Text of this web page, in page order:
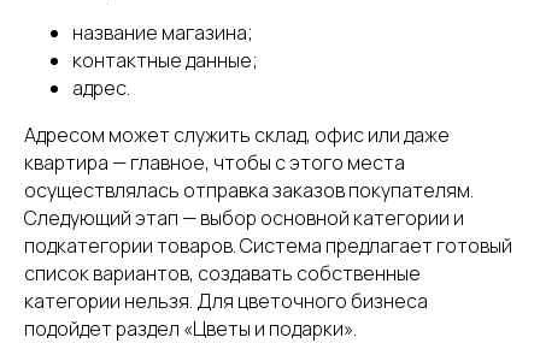
название магазина;
контактные данные;
адрес.
Адресом может служить склад, офис или даже
квартира — главное, чтобы с этого места
осуществлялась отправка заказов покупателям.
Следующий этап — выбор основной категории и
подкатегории товаров. Система предлагает готовый
список вариантов, создавать собственные
категории нельзя. Для цветочного бизнеса
подойдет раздел «Цветы и подарки».
ПОЛУЧИТЬ СПИСОК
Нажимая кнопку, вы даете согласие на обработку
персональных данных